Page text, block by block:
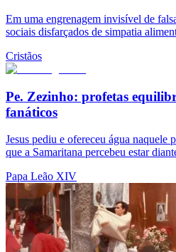
Em uma engrenagem invisível de
sociais disfarçados de simpatia
Cristãos
Pe. Zezinho: profetas
fanáticos
Jesus pediu e ofereceu água
que a Samaritana percebeu estar
Papa Leão XIV